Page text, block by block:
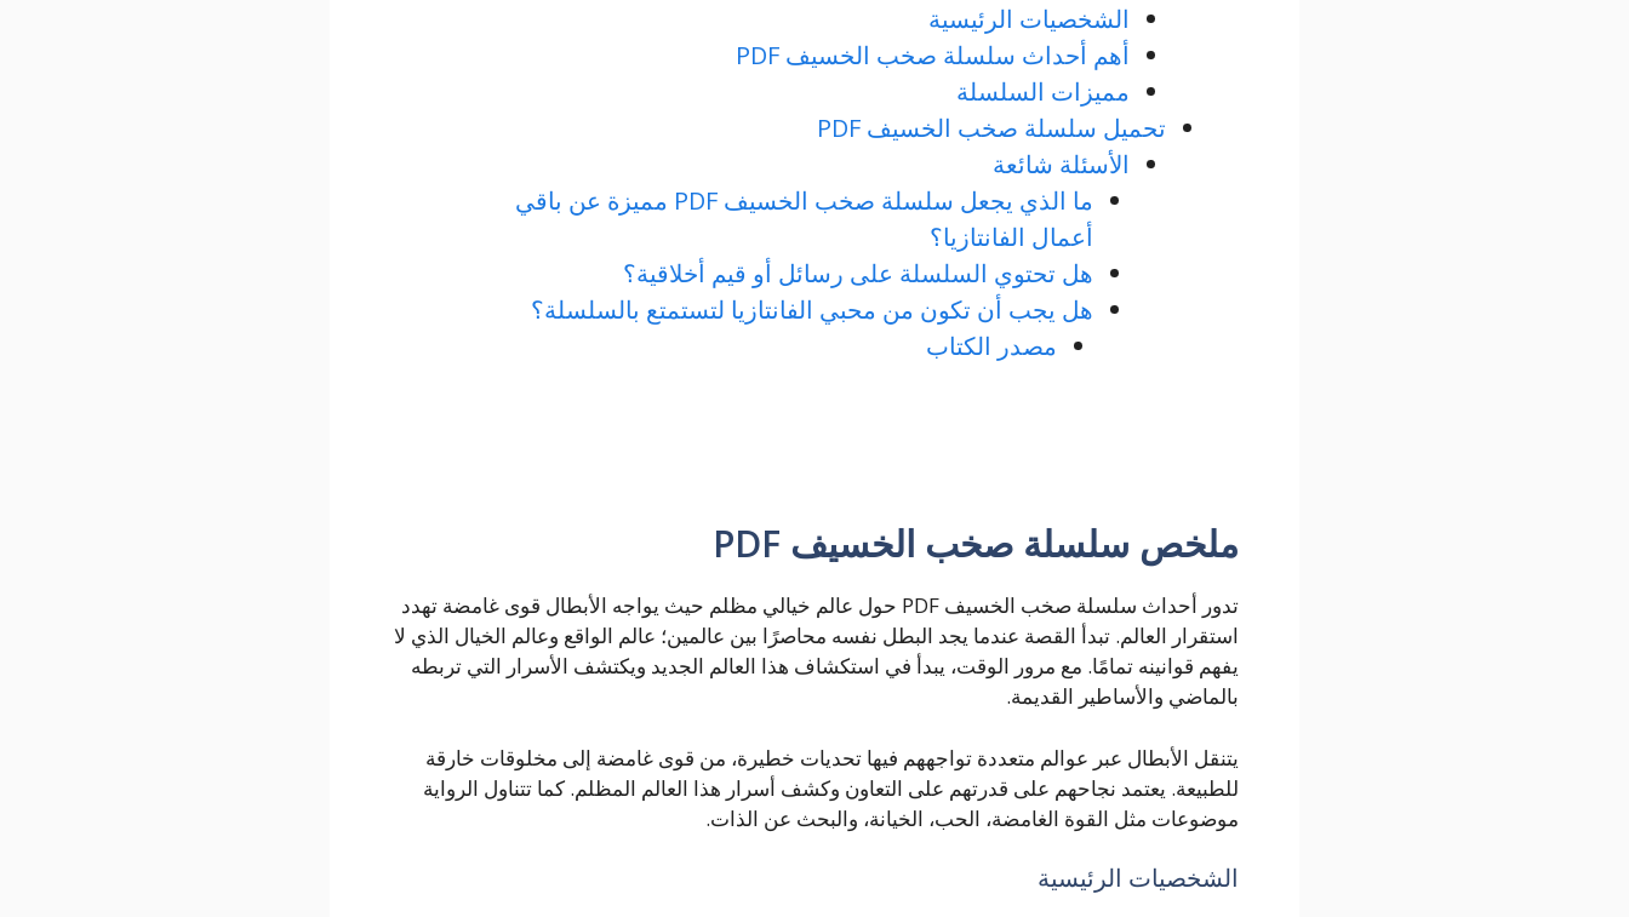
الشخصيات الرئيسية
أهم أحداث سلسلة صخب الخسيف PDF
مميزات السلسلة
تحميل سلسلة صخب الخسيف PDF
الأسئلة شائعة
ما الذي يجعل سلسلة صخب الخسيف PDF مميزة عن باقي
أعمال الفانتازيا؟
هل تحتوي السلسلة على رسائل أو قيم أخلاقية؟
هل يجب أن تكون من محبي الفانتازيا لتستمتع بالسلسلة؟
مصدر الكتاب
ملخص سلسلة صخب الخسيف PDF
تدور أحداث سلسلة صخب الخسيف PDF حول عالم خيالي مظلم حيث يواجه الأبطال قوى غامضة تهدد
استقرار العالم. تبدأ القصة عندما يجد البطل نفسه محاصرًا بين عالمين؛ عالم الواقع وعالم الخيال الذي لا
يفهم قوانينه تمامًا. مع مرور الوقت، يبدأ في استكشاف هذا العالم الجديد ويكتشف الأسرار التي تربطه
بالماضي والأساطير القديمة.
يتنقل الأبطال عبر عوالم متعددة تواجههم فيها تحديات خطيرة، من قوى غامضة إلى مخلوقات خارقة
للطبيعة. يعتمد نجاحهم على قدرتهم على التعاون وكشف أسرار هذا العالم المظلم. كما تتناول الرواية
موضوعات مثل القوة الغامضة، الحب، الخيانة، والبحث عن الذات.
الشخصيات الرئيسية